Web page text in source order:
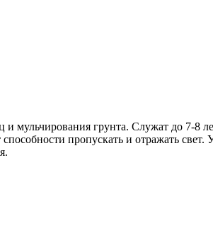
мульчирования грунта. Служат до 7-8
пропускать и отражать